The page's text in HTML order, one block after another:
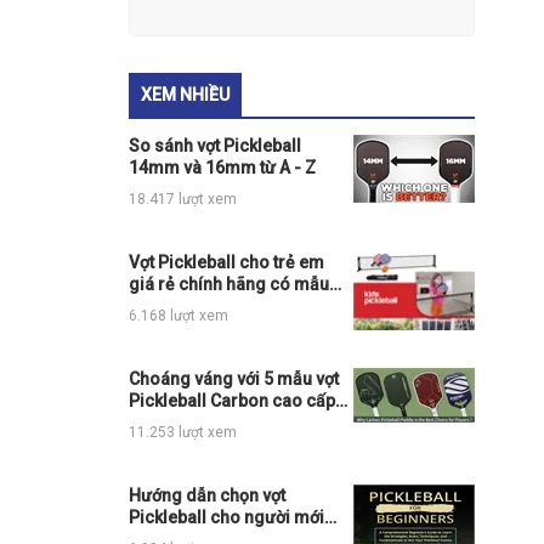
XEM NHIỀU
So sánh vợt Pickleball
14mm và 16mm từ A - Z
18.417 lượt xem
Vợt Pickleball cho trẻ em
giá rẻ chính hãng có mẫu
nào đang hot
6.168 lượt xem
Choáng váng với 5 mẫu vợt
Pickleball Carbon cao cấp
chính hãng đỉnh của chóp
11.253 lượt xem
Hướng dẫn chọn vợt
Pickleball cho người mới
chơi chi tiết nhất